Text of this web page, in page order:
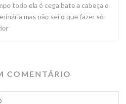
todo ela é cega bate a cabeça o
mas não sei o que fazer só
COMENTÁRIO